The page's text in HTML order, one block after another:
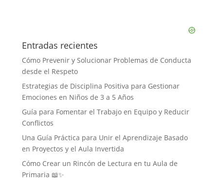
Entradas recientes
Cómo Prevenir y Solucionar Problemas de Conducta
desde el Respeto
Estrategias de Disciplina Positiva para Gestionar
Emociones en Niños de 3 a 5 Años
Guía para Fomentar el Trabajo en Equipo y Reducir
Conflictos
Una Guía Práctica para Unir el Aprendizaje Basado
en Proyectos y el Aula Invertida
Cómo Crear un Rincón de Lectura en tu Aula de
Primaria 📖✨